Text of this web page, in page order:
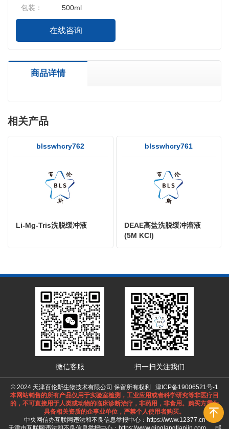
包装：
500ml
在线咨询
商品详情
相关产品
blsswhcry762
Li-Mg-Tris洗脱缓冲液
blsswhcry761
DEAE高盐洗脱缓冲溶液
(5M KCl)
微信客服 扫一扫关注我们
© 2024 天津百伦斯生物技术有限公司 保留所有权利 津ICP备19006521号-1
本网站销售的所有产品仅用于实验室检测，工业应用或者科学研究等非医疗目
的，不可直接用于人类或动物的临床诊断治疗，非药用，非食用。购买方需为
具备相关资质的企事业单位，严禁个人使用者购买。
中央网信办互联网违法和不良信息举报中心： https://www.12377.cn